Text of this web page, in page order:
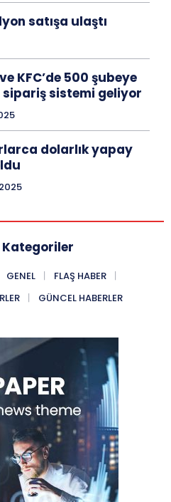
satışa ulaştı
KFC’de 500 şubeye
sistemi geliyor
dolarlık yapay
Kategoriler
GENEL
FLAŞ HABER
GÜNCEL HABERLER